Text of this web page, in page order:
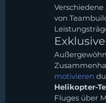
von
motivieren
Helikopter-
Fluges über